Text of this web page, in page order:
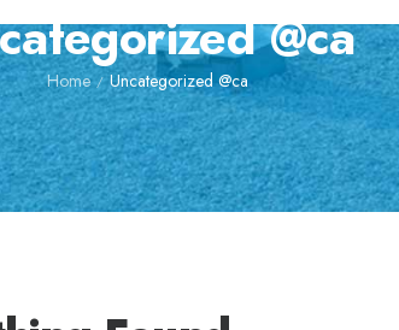
@ca
Home / Uncategorized @ca